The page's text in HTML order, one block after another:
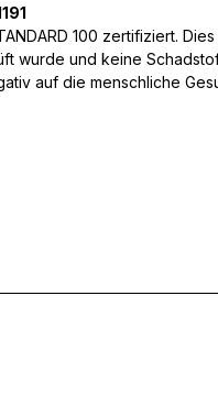
100 zertifiziert. Dies
wurde und keine
auf die menschliche
zu analysieren.
soziale Medien,
die Sie ihnen
um die
sicheren Log-ins oder
Daten.